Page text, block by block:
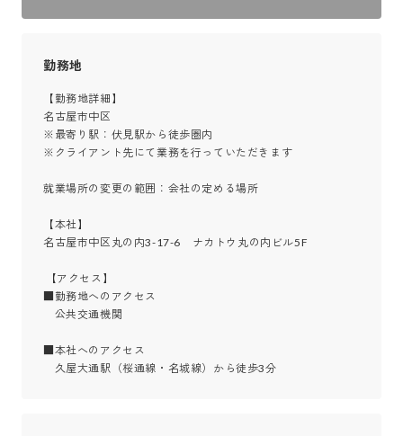
勤務地
【勤務地詳細】
名古屋市中区
※最寄り駅：伏見駅から徒歩圏内
※クライアント先にて業務を行っていただきます
就業場所の変更の範囲：会社の定める場所
【本社】
名古屋市中区丸の内3-17-6　ナカトウ丸の内ビル5F
■勤務地へのアクセス
公共交通機関
■本社へのアクセス
久屋大通駅（桜通線・名城線）から徒歩3分